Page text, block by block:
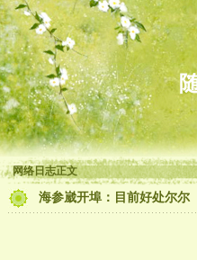
网络日志正文
海参崴开埠：目前好处尔尔